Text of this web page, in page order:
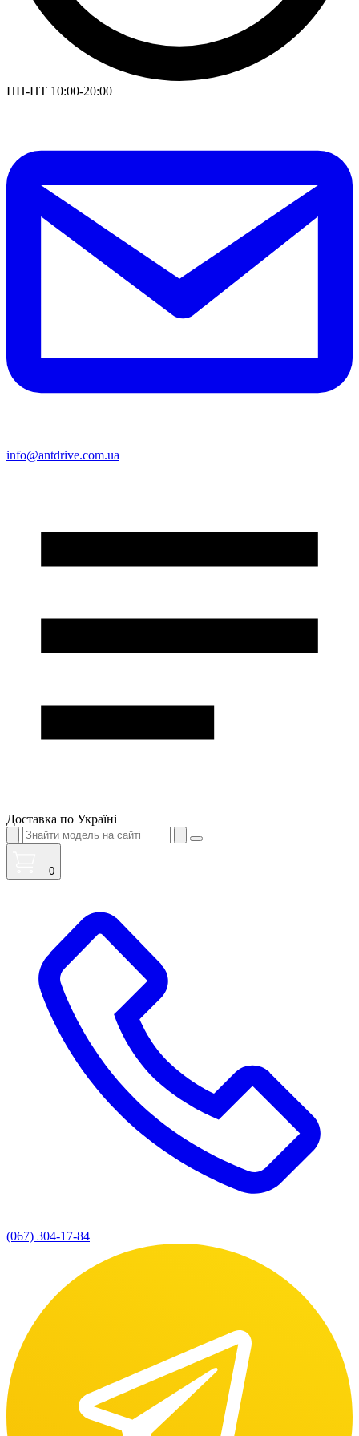
ПН-ПТ 10:00-20:00
info@antdrive.com.ua
Доставка по Україні
0
(067) 304-17-84